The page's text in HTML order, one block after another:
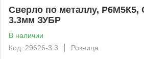
Сверло по металлу, Р6М5К5,
3.3мм ЗУБР
В наличии
Код: 29626-3.3
Розница